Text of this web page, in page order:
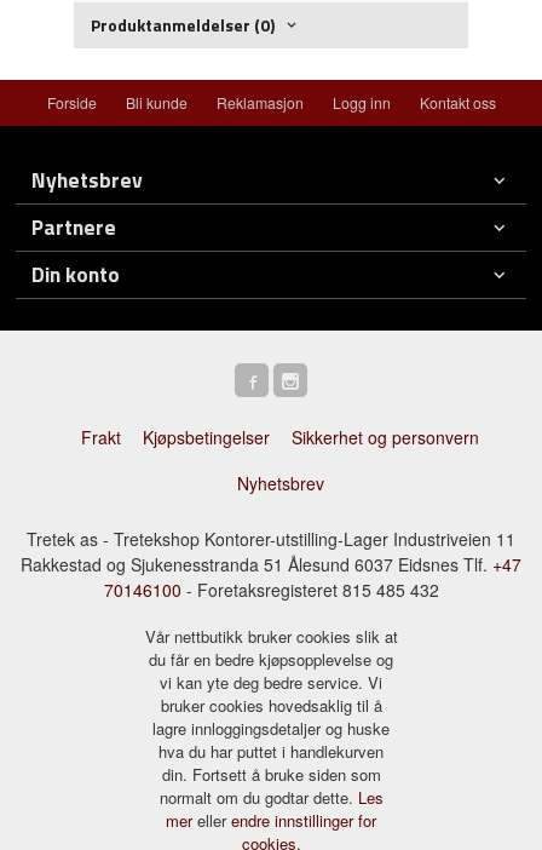
Produktanmeldelser (0)
Forside Bli kunde Reklamasjon Logg inn Kontakt oss
Nyhetsbrev
Partnere
Din konto
Frakt Kjøpsbetingelser
Sikkerhet og personvern
Nyhetsbrev
Tretek as - Tretekshop Kontorer-utstilling-Lager Industriveien 11
Rakkestad og Sjukenesstranda 51 Ålesund 6037 Eidsnes Tlf. +47
70146100 - Foretaksregisteret 815 485 432
Vår nettbutikk bruker cookies slik at
du får en bedre kjøpsopplevelse og
vi kan yte deg bedre service. Vi
bruker cookies hovedsaklig til å
lagre innloggingsdetaljer og huske
hva du har puttet i handlekurven
din. Fortsett å bruke siden som
normalt om du godtar dette. Les
merellerendre innstillinger for
cookies.